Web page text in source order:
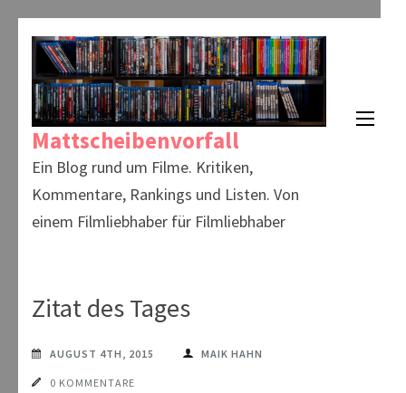
springen
(Enter
drücken)
Mattscheibenvorfall
Ein Blog rund um Filme. Kritiken,
Kommentare, Rankings und Listen. Von
einem Filmliebhaber für Filmliebhaber
Zitat des Tages
AUGUST 4TH, 2015 MAIK HAHN
0 KOMMENTARE